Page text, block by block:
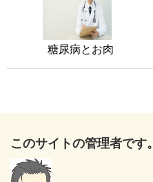
糖尿病とお肉
このサイトの管理者です。